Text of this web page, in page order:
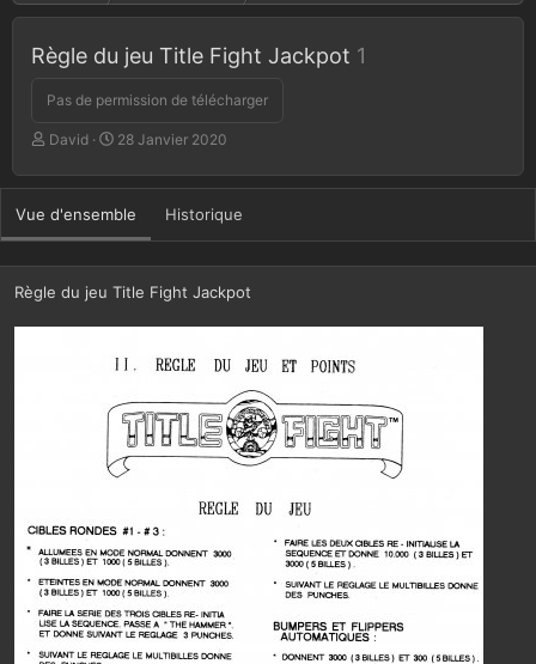
Règle du jeu Title Fight Jackpot 1
Pas de permission de télécharger
A
t
u
r
David
D
t
d
e
c
r
a
i
n
28 Janvier 2020
Vue d'ensemble Historique
Règle du jeu Title Fight Jackpot